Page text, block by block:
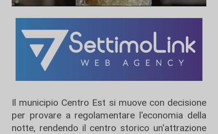
Il municipio Centro Est si muove con decisione
per provare a regolamentare l'economia della
notte, rendendo il centro storico un'attrazione